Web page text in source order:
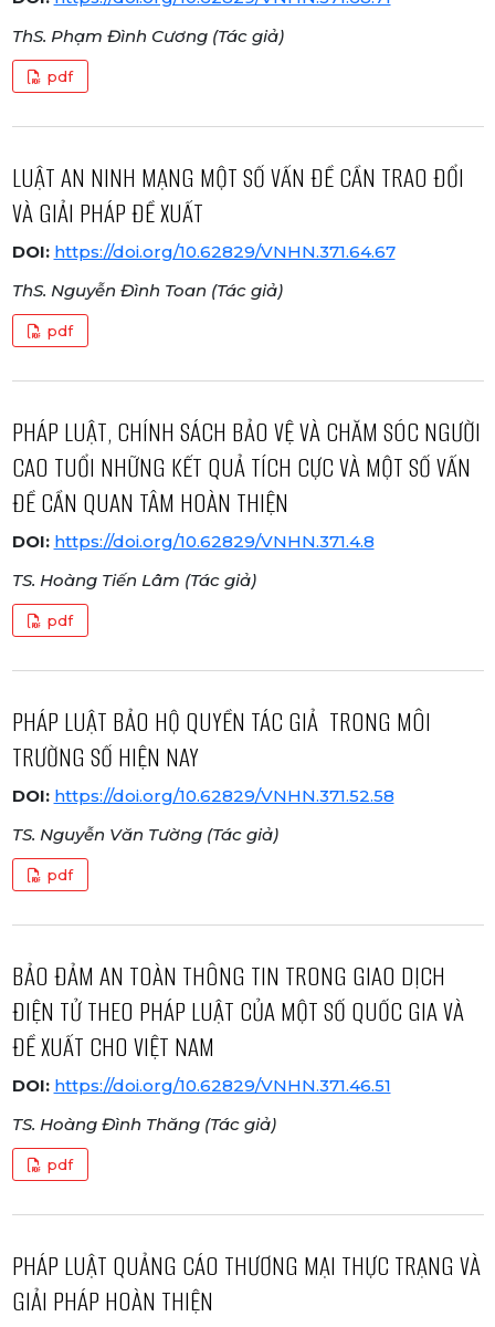
ThS. Phạm Đình Cương (Tác giả)
pdf
LUẬT AN NINH MẠNG MỘT SỐ VẤN ĐỀ CẦN TRAO ĐỔI
VÀ GIẢI PHÁP ĐỀ XUẤT
DOI: https://doi.org/10.62829/VNHN.371.64.67
ThS. Nguyễn Đình Toan (Tác giả)
pdf
PHÁP LUẬT, CHÍNH SÁCH BẢO VỆ VÀ CHĂM SÓC NGƯỜI
CAO TUỔI NHỮNG KẾT QUẢ TÍCH CỰC VÀ MỘT SỐ VẤN
ĐỀ CẦN QUAN TÂM HOÀN THIỆN
DOI: https://doi.org/10.62829/VNHN.371.4.8
TS. Hoàng Tiến Lâm (Tác giả)
pdf
PHÁP LUẬT BẢO HỘ QUYỀN TÁC GIẢ TRONG MÔI
TRƯỜNG SỐ HIỆN NAY
DOI: https://doi.org/10.62829/VNHN.371.52.58
TS. Nguyễn Văn Tường (Tác giả)
pdf
BẢO ĐẢM AN TOÀN THÔNG TIN TRONG GIAO DỊCH
ĐIỆN TỬ THEO PHÁP LUẬT CỦA MỘT SỐ QUỐC GIA VÀ
ĐỀ XUẤT CHO VIỆT NAM
DOI: https://doi.org/10.62829/VNHN.371.46.51
TS. Hoàng Đình Thăng (Tác giả)
pdf
PHÁP LUẬT QUẢNG CÁO THƯƠNG MẠI THỰC TRẠNG VÀ
GIẢI PHÁP HOÀN THIỆN